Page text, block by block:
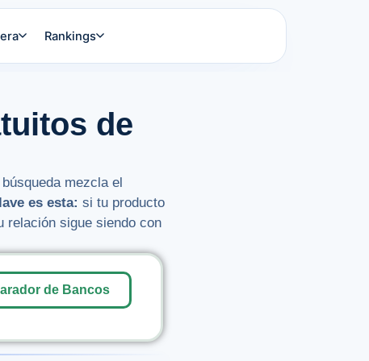
Rankings
de
mezcla el
es esta: si tu producto
relación sigue siendo con
de Bancos